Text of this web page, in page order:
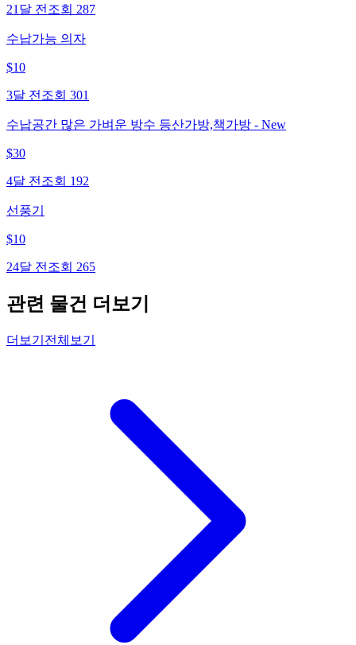
21달 전 조회 287
수납가능 의자
$10
3달 전 조회 301
수납공간 많은 가벼운 방수 등산가방,책가방 - New
$30
4달 전 조회 192
선풍기
$10
24달 전 조회 265
관련 물건 더보기
더보기 전체보기